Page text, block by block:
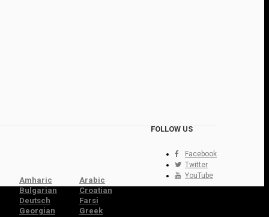
FOLLOW US
Facebook
Twitter
YouTube
Amharic
Arabic
Bulgarian
Croatian
Deutsch
Farsi
Georgian
Greek